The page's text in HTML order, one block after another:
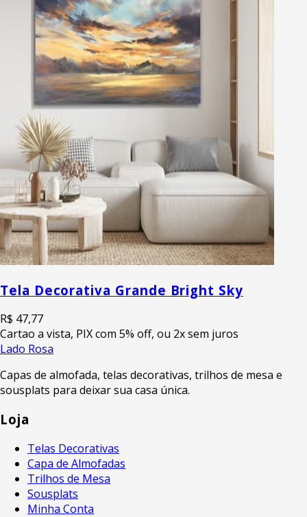
Tela Decorativa Grande Bright Sky
R$ 47,77
Cartao a vista, PIX com 5% off, ou 2x sem juros
Lado Rosa
Capas de almofada, telas decorativas, trilhos de mesa e
sousplats para deixar sua casa única.
Loja
Telas Decorativas
Capa de Almofadas
Trilhos de Mesa
Sousplats
Minha Conta